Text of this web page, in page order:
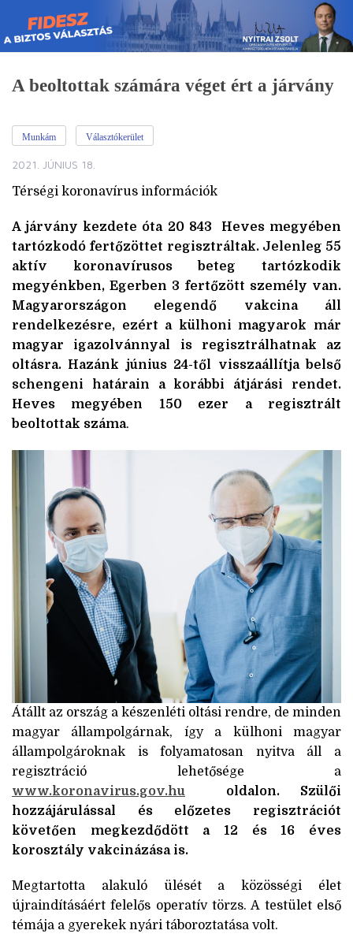
Skip
to
content
A beoltottak számára véget ért a járvány
Munkám Választókerület
2021. JÚNIUS 18.
Térségi koronavírus információk
A járvány kezdete óta 20 843 Heves megyében
tartózkodó fertőzöttet regisztráltak. Jelenleg 55
aktív koronavírusos beteg tartózkodik
megyénkben, Egerben 3 fertőzött személy van.
Magyarországon elegendő vakcina áll
rendelkezésre, ezért a külhoni magyarok már
magyar igazolvánnyal is regisztrálhatnak az
oltásra. Hazánk június 24-től visszaállítja belső
schengeni határain a korábbi átjárási rendet.
Heves megyében 150 ezer a regisztrált
beoltottak száma.
Átállt az ország a készenléti oltási rendre, de minden
magyar állampolgárnak, így a külhoni magyar
állampolgároknak is folyamatosan nyitva áll a
regisztráció lehetősége a
www.koronavirus.gov.hu oldalon. Szülői
hozzájárulással és előzetes regisztrációt
követően megkezdődött a 12 és 16 éves
korosztály vakcinázása is.
Megtartotta alakuló ülését a közösségi élet
újraindításáért felelős operatív törzs. A testület első
témája a gyerekek nyári táboroztatása volt.